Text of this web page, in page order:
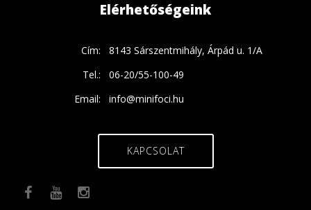
Elérhetőségeink
Cím:
8143 Sárszentmihály, Árpád u. 1/A
Tel.:
06-20/55-100-49
Email:
info@minifoci.hu
KAPCSOLAT